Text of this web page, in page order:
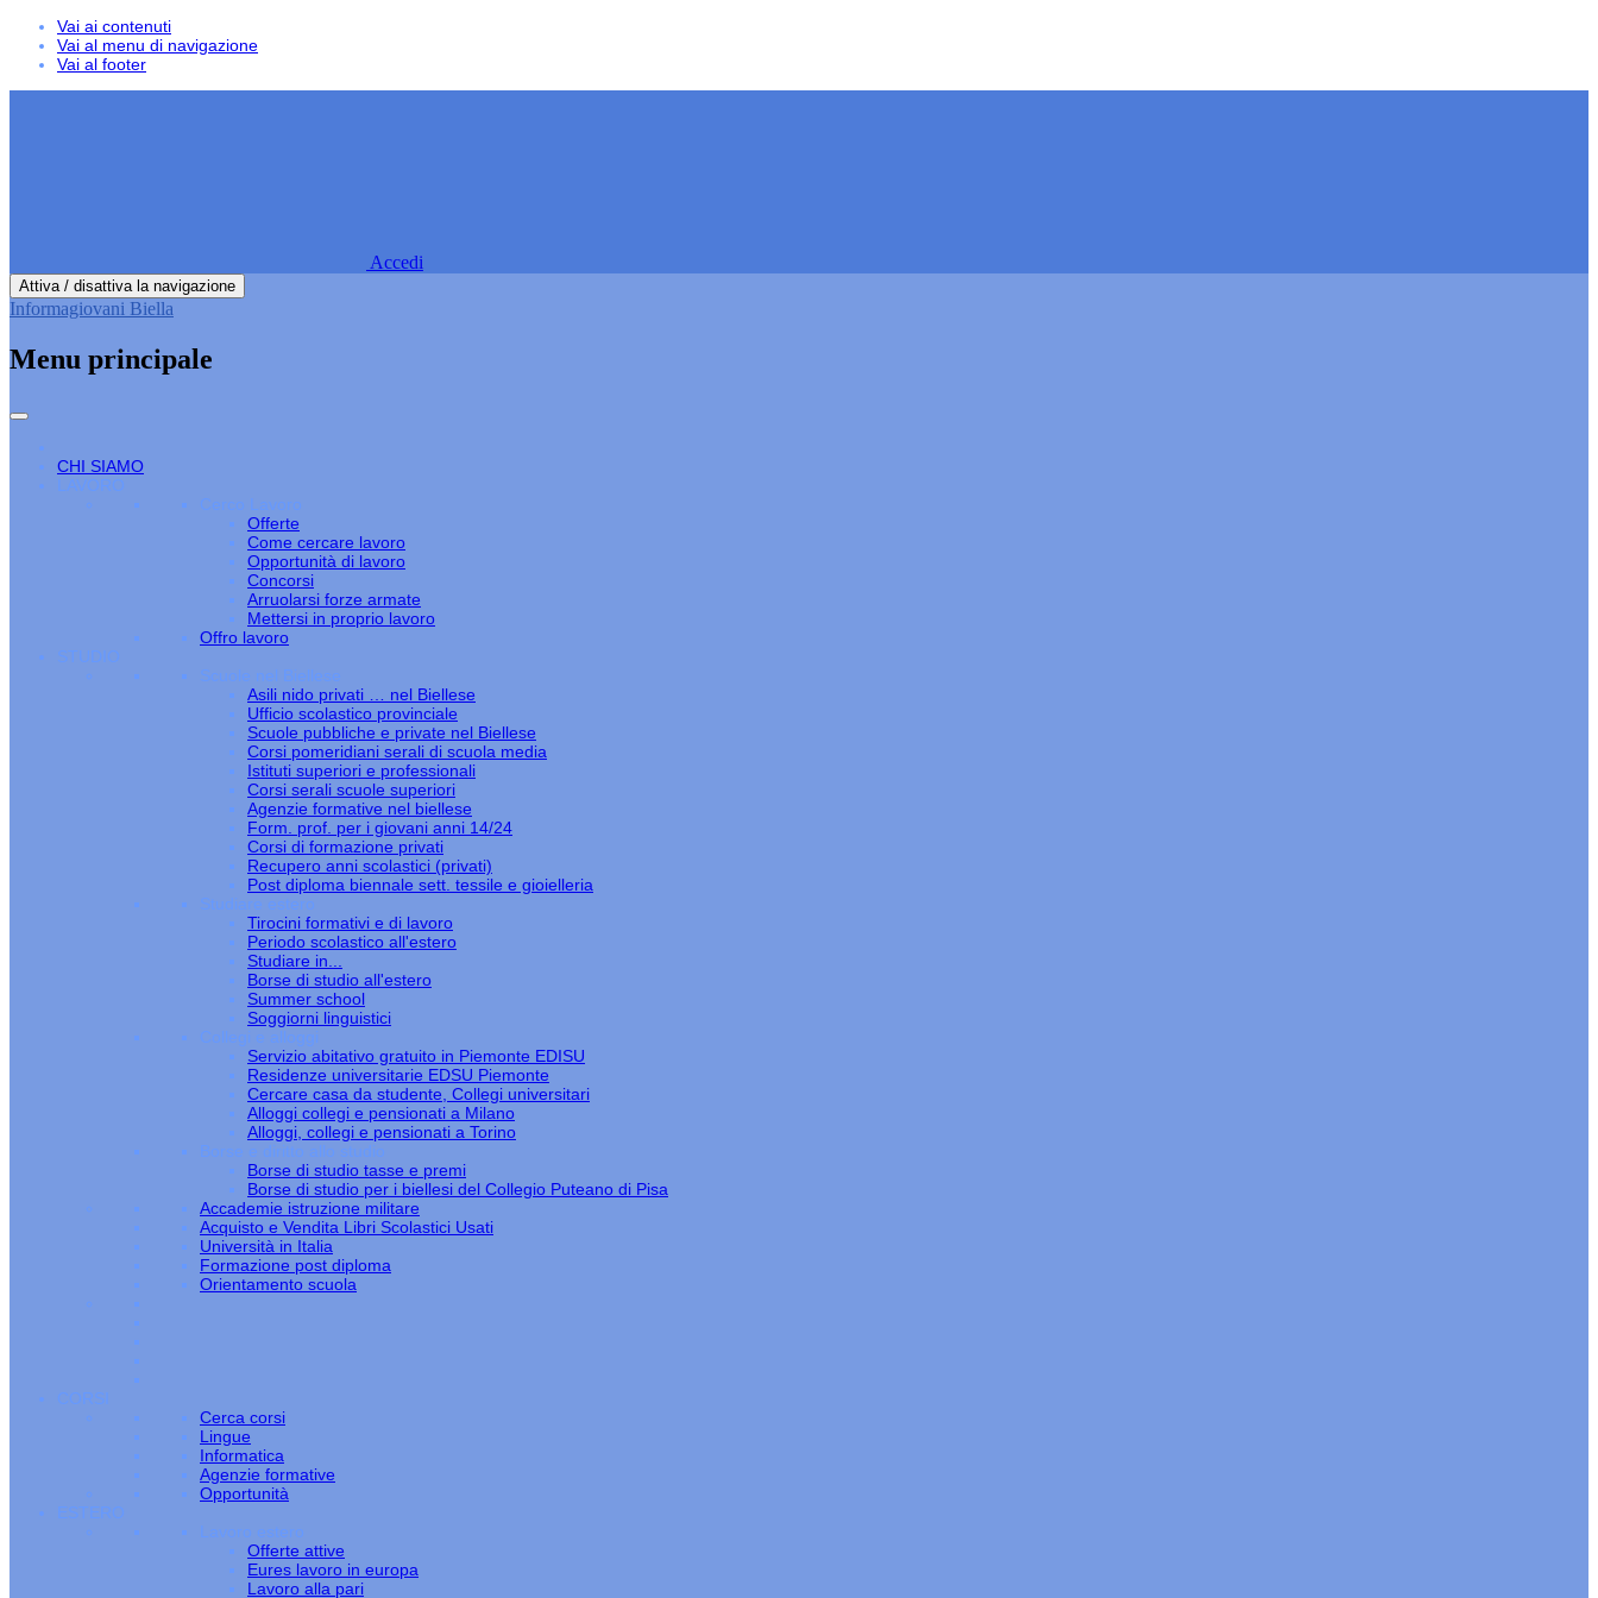
Vai ai contenuti
Vai al menu di navigazione
Vai al footer
Accedi
Attiva / disattiva la navigazione
Informagiovani Biella
Menu principale
CHI SIAMO
LAVORO
Cerco Lavoro
Offerte
Come cercare lavoro
Opportunità di lavoro
Concorsi
Arruolarsi forze armate
Mettersi in proprio lavoro
Offro lavoro
STUDIO
Scuole nel Biellese
Asili nido privati … nel Biellese
Ufficio scolastico provinciale
Scuole pubbliche e private nel Biellese
Corsi pomeridiani serali di scuola media
Istituti superiori e professionali
Corsi serali scuole superiori
Agenzie formative nel biellese
Form. prof. per i giovani anni 14/24
Corsi di formazione privati
Recupero anni scolastici (privati)
Post diploma biennale sett. tessile e gioielleria
Studiare estero
Tirocini formativi e di lavoro
Periodo scolastico all'estero
Studiare in...
Borse di studio all'estero
Summer school
Soggiorni linguistici
Collegi e alloggi
Servizio abitativo gratuito in Piemonte EDISU
Residenze universitarie EDSU Piemonte
Cercare casa da studente, Collegi universitari
Alloggi collegi e pensionati a Milano
Alloggi, collegi e pensionati a Torino
Borse e diritto allo studio
Borse di studio tasse e premi
Borse di studio per i biellesi del Collegio Puteano di Pisa
Accademie istruzione militare
Acquisto e Vendita Libri Scolastici Usati
Università in Italia
Formazione post diploma
Orientamento scuola
CORSI
Cerca corsi
Lingue
Informatica
Agenzie formative
Opportunità
ESTERO
Lavoro estero
Offerte attive
Eures lavoro in europa
Lavoro alla pari